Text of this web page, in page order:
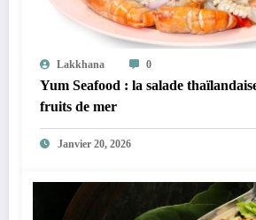
Lakkhana 0
Yum Seafood : la salade
fruits de mer
Janvier 20, 2026